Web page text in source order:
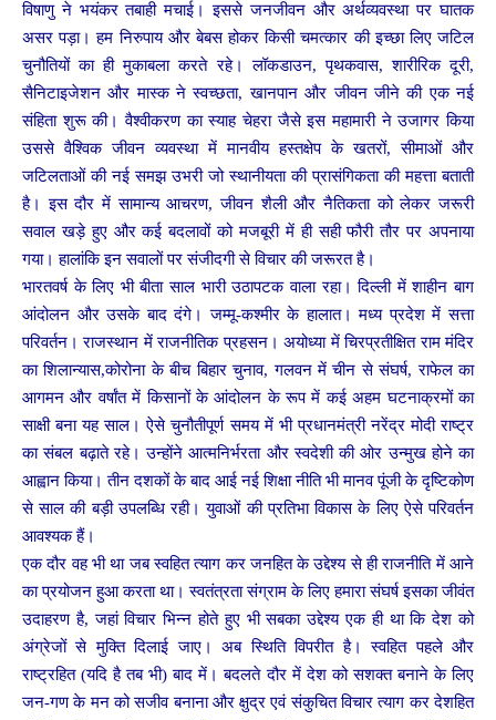
विषाणु ने भयंकर तबाही मचाई। इससे जनजीवन और अर्थव्यवस्था पर घातक
असर पड़ा। हम निरुपाय और बेबस होकर किसी चमत्कार की इच्छा लिए जटिल
चुनौतियों का ही मुकाबला करते रहे। लॉकडाउन, पृथकवास, शारीरिक दूरी,
सैनिटाइजेशन और मास्क ने स्वच्छता, खानपान और जीवन जीने की एक नई
संहिता शुरू की। वैश्वीकरण का स्याह चेहरा जैसे इस महामारी ने उजागर किया
उससे वैश्विक जीवन व्यवस्था में मानवीय हस्तक्षेप के खतरों, सीमाओं और
जटिलताओं की नई समझ उभरी जो स्थानीयता की प्रासंगिकता की महत्ता बताती
है। इस दौर में सामान्य आचरण, जीवन शैली और नैतिकता को लेकर जरूरी
सवाल खड़े हुए और कई बदलावों को मजबूरी में ही सही फौरी तौर पर अपनाया
गया। हालांकि इन सवालों पर संजीदगी से विचार की जरूरत है।
भारतवर्ष के लिए भी बीता साल भारी उठापटक वाला रहा। दिल्ली में शाहीन बाग
आंदोलन और उसके बाद दंगे। जम्मू-कश्मीर के हालात। मध्य प्रदेश में सत्ता
परिवर्तन। राजस्थान में राजनीतिक प्रहसन। अयोध्या में चिरप्रतीक्षित राम मंदिर
का शिलान्यास,कोरोना के बीच बिहार चुनाव, गलवन में चीन से संघर्ष, राफेल का
आगमन और वर्षांत में किसानों के आंदोलन के रूप में कई अहम घटनाक्रमों का
साक्षी बना यह साल। ऐसे चुनौतीपूर्ण समय में भी प्रधानमंत्री नरेंद्र मोदी राष्ट्र
का संबल बढ़ाते रहे। उन्होंने आत्मनिर्भरता और स्वदेशी की ओर उन्मुख होने का
आह्वान किया। तीन दशकों के बाद आई नई शिक्षा नीति भी मानव पूंजी के दृष्टिकोण
से साल की बड़ी उपलब्धि रही। युवाओं की प्रतिभा विकास के लिए ऐसे परिवर्तन
आवश्यक हैं।
एक दौर वह भी था जब स्वहित त्याग कर जनहित के उद्देश्य से ही राजनीति में आने
का प्रयोजन हुआ करता था। स्वतंत्रता संग्राम के लिए हमारा संघर्ष इसका जीवंत
उदाहरण है, जहां विचार भिन्न होते हुए भी सबका उद्देश्य एक ही था कि देश को
अंग्रेजों से मुक्ति दिलाई जाए। अब स्थिति विपरीत है। स्वहित पहले और
राष्ट्रहित (यदि है तब भी) बाद में। बदलते दौर में देश को सशक्त बनाने के लिए
जन-गण के मन को सजीव बनाना और क्षुद्र एवं संकुचित विचार त्याग कर देशहित